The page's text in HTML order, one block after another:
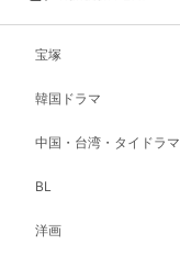
宝塚
韓国ドラマ
中国・台湾・タイドラマ
BL
洋画